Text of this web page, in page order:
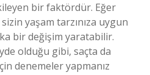
bir faktördür. Eğer
yaşam tarzınıza uygun
bir değişim yaratabilir.
olduğu gibi, saçta da
denemeler yapmanız